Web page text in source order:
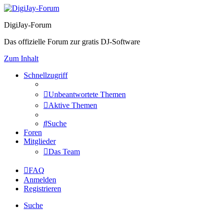
DigiJay-Forum
Das offizielle Forum zur gratis DJ-Software
Zum Inhalt
Schnellzugriff
Unbeantwortete Themen
Aktive Themen
Suche
Foren
Mitglieder
Das Team
FAQ
Anmelden
Registrieren
Suche